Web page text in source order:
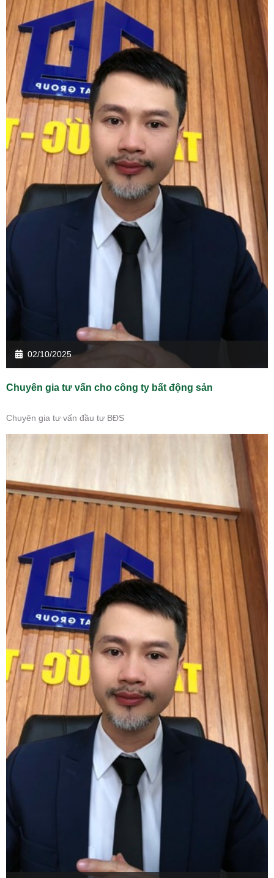
02/10/2025
Chuyên gia tư vấn cho công ty bất động sản
Chuyên gia tư vấn đầu tư BĐS